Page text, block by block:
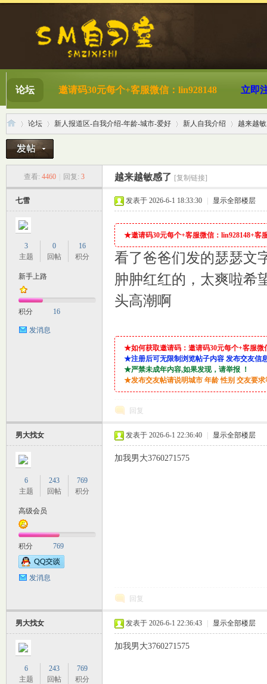
论坛 邀请码30元每个+客服微信：lin928148 立即
论坛
›
新人报道区-自我介绍-年龄-城市-爱好
›
新人自我介绍 越来越
查看: 4460 回复: 3 越来越敏感了 [复制链接]
七雪
3
主题
0
回帖
16
积分
新手上路
积分 16
发消息
发表于 2026-6-1 18:33:30 显示全部楼层
★邀请码30元每个+客服微信：lin928148+客
看了爸爸们发的瑟瑟文
肿肿红红的，太爽啦希
头高潮啊
★如何获取邀请码：邀请码30元每个+客服微
★注册后可无限制浏览帖子内容 发布交友信
★严禁未成年内容,如果发现，请举报 ！
★发布交友帖请说明城市 年龄 性别 交友要求
回复
男大找女
6
主题
243
回帖
769
积分
高级会员
积分 769
发消息
发表于 2026-6-1 22:36:40 显示全部楼层
加我男大3760271575
回复
男大找女
6
主题
243
回帖
769
积分
发表于 2026-6-1 22:36:43 显示全部楼层
加我男大3760271575